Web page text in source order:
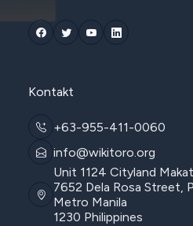
Kontakt
+63-955-411-0060
info@wikitoro.org
Unit 1124 Cityland
7652 Dela Rosa Street,
Metro Manila
1230 Philippines